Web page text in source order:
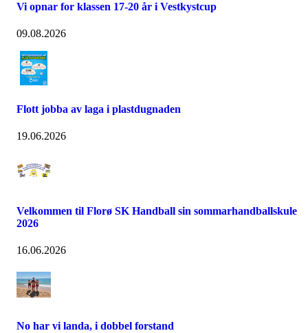
Vi opnar for klassen 17-20 år i Vestkystcup
09.08.2026
Flott jobba av laga i plastdugnaden
19.06.2026
Velkommen til Florø SK Handball sin sommarhandballskule
2026
16.06.2026
No har vi landa, i dobbel forstand